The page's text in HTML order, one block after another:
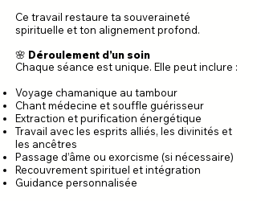
Ce travail restaure ta souveraineté
spirituelle et ton alignement profond.
🌸 Déroulement d’un soin
Chaque séance est unique. Elle peut inclure :
Voyage chamanique au tambour
Chant médecine et souffle guérisseur
Extraction et purification énergétique
Travail avec les esprits alliés, les divinités et
les ancêtres
Passage d’âme ou exorcisme (si nécessaire)
Recouvrement spirituel et intégration
Guidance personnalisée